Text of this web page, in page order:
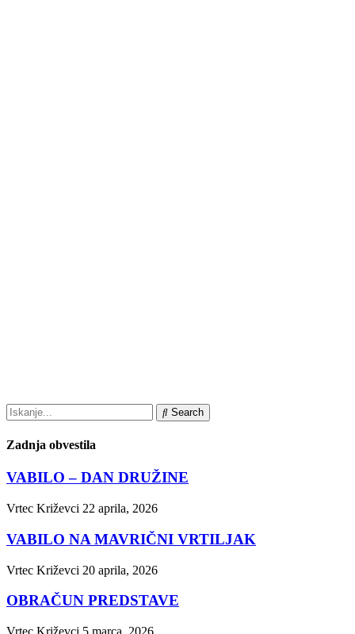
Search
Zadnja obvestila
VABILO – DAN DRUŽINE
Vrtec Križevci 22 aprila, 2026
VABILO NA MAVRIČNI VRTILJAK
Vrtec Križevci 20 aprila, 2026
OBRAČUN PREDSTAVE
Vrtec Križevci 5 marca, 2026